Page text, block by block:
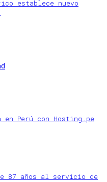
establece nuevo
Perú con Hosting.pe
87 años al servicio de